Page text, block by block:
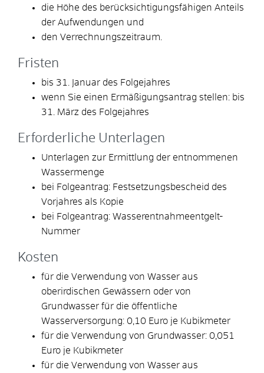
die Höhe des berücksichtigungsfähigen Anteils
der Aufwendungen und
den Verrechnungszeitraum.
Fristen
bis 31. Januar des Folgejahres
wenn Sie einen Ermäßigungsantrag stellen: bis
31. März des Folgejahres
Erforderliche Unterlagen
Unterlagen zur Ermittlung der entnommenen
Wassermenge
bei Folgeantrag: Festsetzungsbescheid des
Vorjahres als Kopie
bei Folgeantrag: Wasserentnahmeentgelt-
Nummer
Kosten
für die Verwendung von Wasser aus
oberirdischen Gewässern oder von
Grundwasser für die öffentliche
Wasserversorgung: 0,10 Euro je Kubikmeter
für die Verwendung von Grundwasser: 0,051
Euro je Kubikmeter
für die Verwendung von Wasser aus